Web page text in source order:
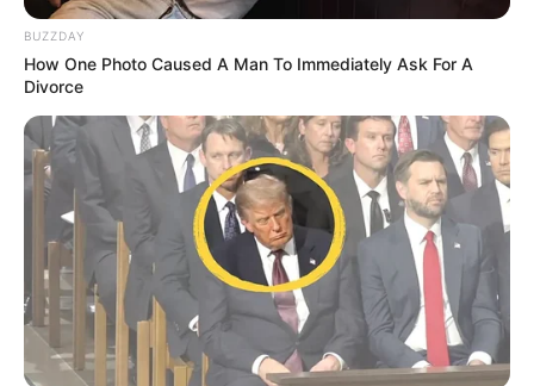
BUZZDAY
How One Photo Caused A Man To Immediately Ask For A
Divorce